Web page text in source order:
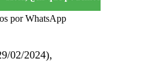
por WhatsApp
02/2024),